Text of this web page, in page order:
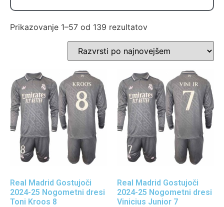
Prikazovanje 1–57 od 139 rezultatov
Real Madrid Gostujoči
2024-25 Nogometni dresi
Toni Kroos 8
Real Madrid Gostujoči
2024-25 Nogometni dresi
Vinicius Junior 7